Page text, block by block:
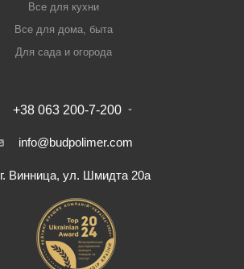
Все для кухни
Все для дома, быта
Для сада и огорода
+38 063 200-7-200
info@budpolimer.com
г. Винница, ул. Шмидта 20а